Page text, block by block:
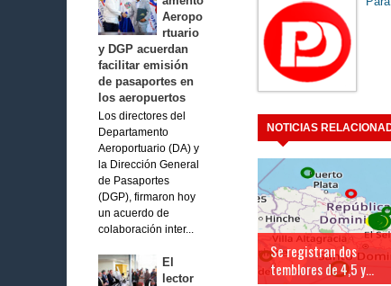
Aeropo
rtuario
y DGP acuerdan
facilitar emisión
de pasaportes en
los aeropuertos
Los directores del
Departamento
Aeroportuario (DA) y
la Dirección General
de Pasaportes
(DGP), firmaron hoy
un acuerdo de
colaboración inter...
El
lector
NOTICIAS
Se registran dos
temblores de 4,5 y...